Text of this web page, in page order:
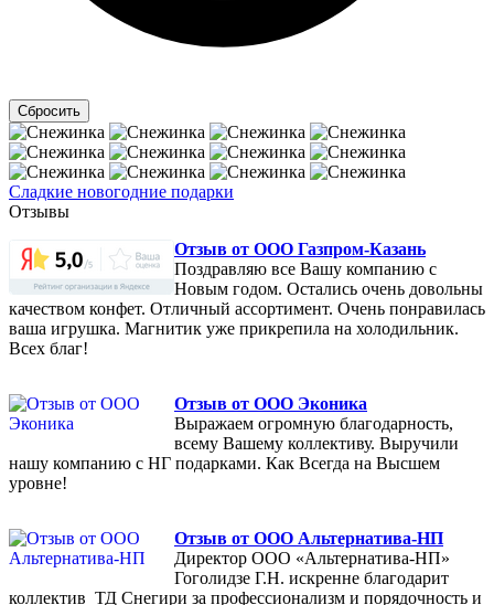
Сладкие новогодние подарки
Отзывы
Отзыв от ООО Газпром-Казань
Поздравляю все Вашу компанию с
Новым годом. Остались очень довольны
качеством конфет. Отличный ассортимент. Очень понравилась
ваша игрушка. Магнитик уже прикрепила на холодильник.
Всех благ!
Отзыв от ООО Эконика
Выражаем огромную благодарность,
всему Вашему коллективу. Выручили
нашу компанию с НГ подарками. Как Всегда на Высшем
уровне!
Отзыв от ООО Альтернатива-НП
Директор ООО «Альтернатива-НП»
Гоголидзе Г.Н. искренне благодарит
коллектив ТД Снегири за профессионализм и порядочность и